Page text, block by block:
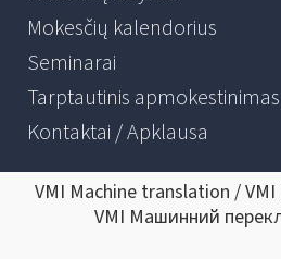
Mokesčių kalendorius
Seminarai
Tarptautinis apmokestinimas
Kontaktai / Apklausa
VMI Machine translation /
VMI Машинний